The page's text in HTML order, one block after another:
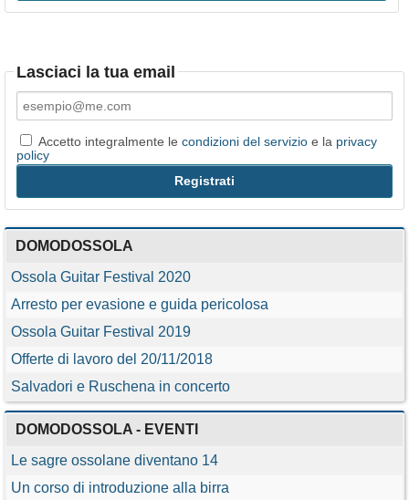
Lasciaci la tua email
Accetto integralmente le condizioni del servizio e la privacy
policy
DOMODOSSOLA
Ossola Guitar Festival 2020
Arresto per evasione e guida pericolosa
Ossola Guitar Festival 2019
Offerte di lavoro del 20/11/2018
Salvadori e Ruschena in concerto
DOMODOSSOLA - EVENTI
Le sagre ossolane diventano 14
Un corso di introduzione alla birra